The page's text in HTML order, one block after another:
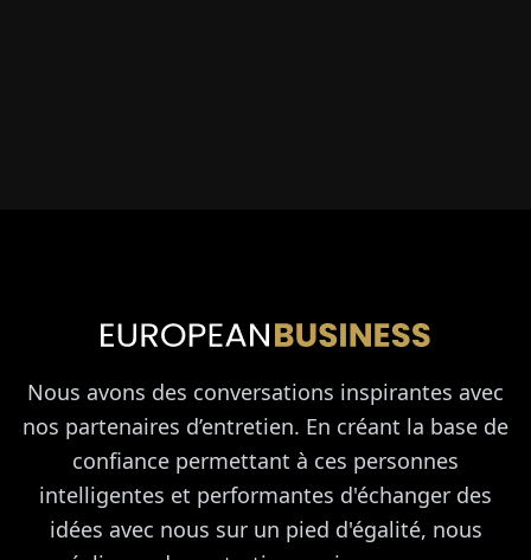
Nous avons des conversations inspirantes avec
nos partenaires d’entretien. En créant la base de
confiance permettant à ces personnes
intelligentes et performantes d'échanger des
idées avec nous sur un pied d'égalité, nous